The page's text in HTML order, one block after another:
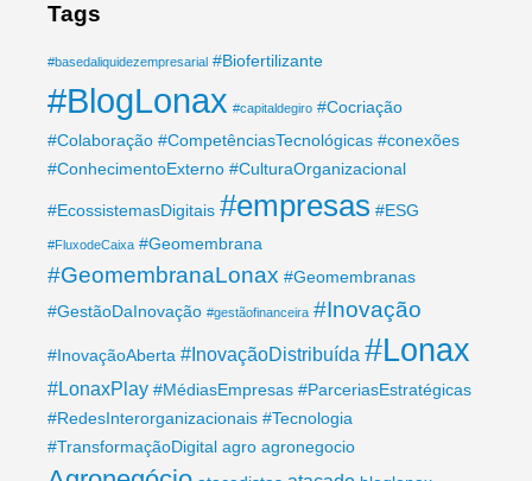
Tags
#basedaliquidezempresarial #Biofertilizante
#BlogLonax #capitaldegiro #Cocriação
#Colaboração #CompetênciasTecnológicas #conexões
#ConhecimentoExterno #CulturaOrganizacional
#EcossistemasDigitais #empresas #ESG
#FluxodeCaixa #Geomembrana
#GeomembranaLonax #Geomembranas
#GestãoDaInovação #gestãofinanceira #Inovação
#InovaçãoAberta #InovaçãoDistribuída #Lonax
#LonaxPlay #MédiasEmpresas #ParceriasEstratégicas
#RedesInterorganizacionais #Tecnologia
#TransformaçãoDigital agro agronegocio